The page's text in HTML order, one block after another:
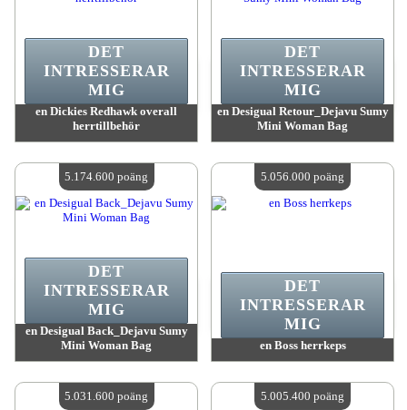
en Dickies Redhawk overall
herrtillbehör
Antal tillgängliga:4
DET
INTRESSERAR
MIG
en Desigual Retour_Dejavu Sumy
Mini Woman Bag
Antal tillgängliga:4
DET
INTRESSERAR
MIG
en Desigual Back_Dejavu Sumy
Mini Woman Bag
Antal tillgängliga:4
DET
INTRESSERAR
MIG
5.174.600 poäng
en Boss herrkeps
Antal tillgängliga:4
DET
INTRESSERAR
MIG
5.056.000 poäng
5.031.600 poäng 5.005.400 poäng